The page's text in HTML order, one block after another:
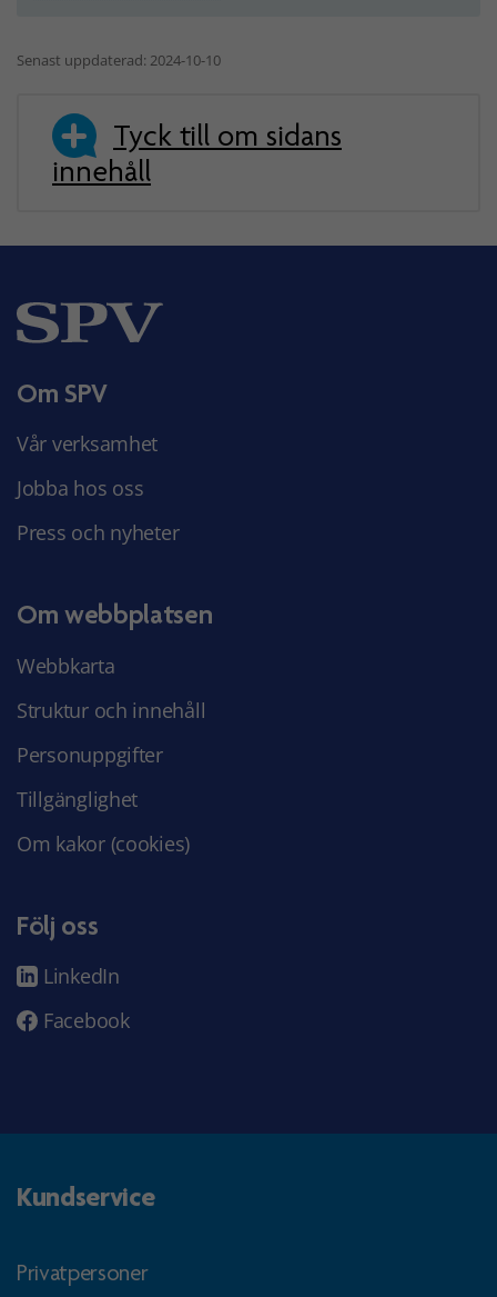
Senast uppdaterad: 2024-10-10
Tyck till om sidans
innehåll
Om SPV
Vår verksamhet
Jobba hos oss
Press och nyheter
Om webbplatsen
Webbkarta
Struktur och innehåll
Personuppgifter
Tillgänglighet
Om kakor (cookies)
Följ oss
LinkedIn
Facebook
Kundservice
Privatpersoner